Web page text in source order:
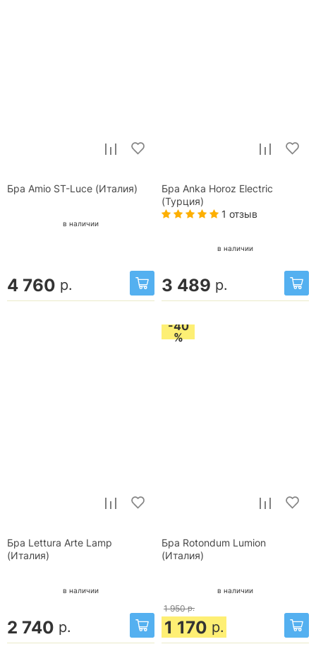
Бра Amio ST-Luce (Италия)
в наличии
4 760 р.
Бра Anka Horoz Electric
(Турция)
1 отзыв
в наличии
3 489 р.
Бра Lettura Arte Lamp
(Италия)
в наличии
2 740 р.
-40
%
Бра Rotondum Lumion
(Италия)
в наличии
1 950 р.
1 170 р.